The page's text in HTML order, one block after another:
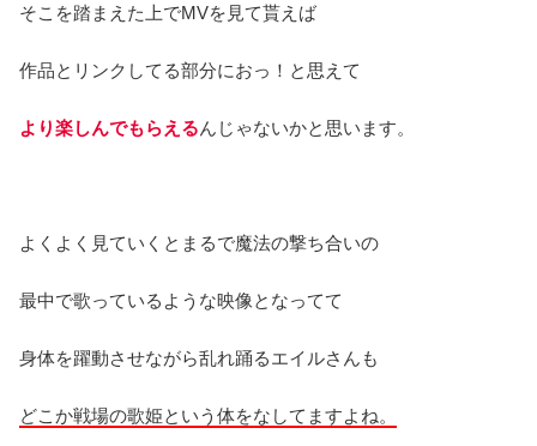
そこを踏まえた上でMVを見て貰えば
作品とリンクしてる部分におっ！と思えて
より楽しんでもらえるんじゃないかと思います。
よくよく見ていくとまるで魔法の撃ち合いの
最中で歌っているような映像となってて
身体を躍動させながら乱れ踊るエイルさんも
どこか戦場の歌姫という体をなしてますよね。